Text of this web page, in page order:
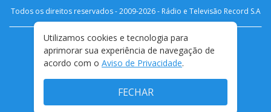
Todos os direitos reservados - 2009-2026- Rádio e Televisão Record S.A
FALE CONOSCO
PRIVACIDADE
TERMOS E CONDIÇÕES DE USO
Utilizamos cookies e tecnologia para
aprimorar sua experiência de navegação de
acordo com o Aviso de Privacidade.
FECHAR